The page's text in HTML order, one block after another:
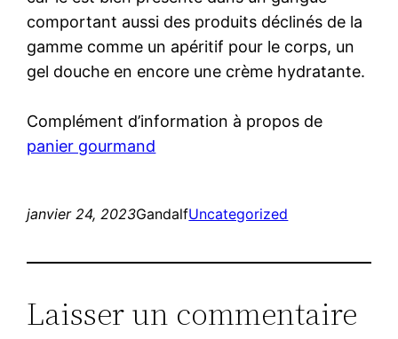
comportant aussi des produits déclinés de la
gamme comme un apéritif pour le corps, un
gel douche en encore une crème hydratante.
Complément d’information à propos de
panier gourmand
janvier 24, 2023GandalfUncategorized
Laisser un commentaire